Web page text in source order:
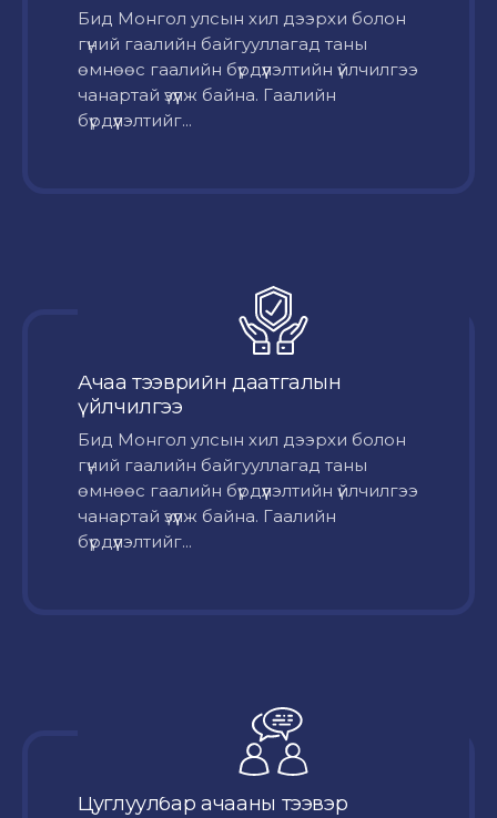
Бид Монгол улсын хил дээрхи болон
гүний гаалийн байгууллагад таны
өмнөөс гаалийн бүрдүүлэлтийн үйлчилгээ
чанартай үзүүлж байна. Гаалийн
бүрдүүлэлтийг...
Ачаа тээврийн даатгалын
үйлчилгээ
Бид Монгол улсын хил дээрхи болон
гүний гаалийн байгууллагад таны
өмнөөс гаалийн бүрдүүлэлтийн үйлчилгээ
чанартай үзүүлж байна. Гаалийн
бүрдүүлэлтийг...
Цуглуулбар ачааны тээвэр